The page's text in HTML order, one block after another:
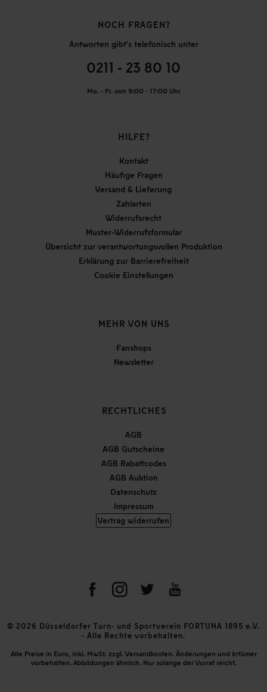
NOCH FRAGEN?
Antworten gibt's telefonisch unter
0211 - 23 80 10
Mo. - Fr. von 9:00 - 17:00 Uhr
HILFE?
Kontakt
Häufige Fragen
Versand & Lieferung
Zahlarten
Widerrufsrecht
Muster-Widerrufsformular
Übersicht zur verantwortungsvollen Produktion
Erklärung zur Barrierefreiheit
Cookie Einstellungen
MEHR VON UNS
Fanshops
Newsletter
RECHTLICHES
AGB
AGB Gutscheine
AGB Rabattcodes
AGB Auktion
Datenschutz
Impressum
Vertrag widerrufen
© 2026 Düsseldorfer Turn- und Sportverein FORTUNA 1895 e.V.
- Alle Rechte vorbehalten.
Alle Preise in Euro, inkl. MwSt. zzgl. Versandkosten. Änderungen und Irrtümer
vorbehalten. Abbildungen ähnlich. Nur solange der Vorrat reicht.